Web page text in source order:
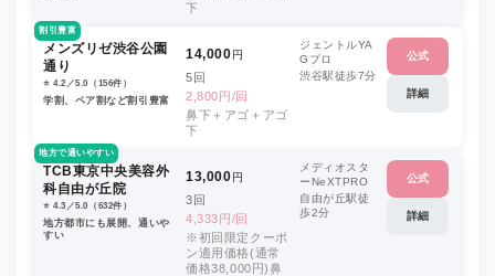
下
割引豊富
メンズリゼ渋谷公園
通り
⭐️ 4.2／5.0（156件）
学割、ペア割など割引豊富
14,000円
5回
2,800円/回
鼻下＋アゴ＋アゴ
下
ジェントルYA
Gプロ
渋谷駅徒歩7分
公式
詳細
地方で通いやすい
TCB東京中央美容外
科自由が丘院
⭐️ 4.3／5.0（632件）
地方都市にも展開、通いや
すい
13,000円
3回
4,333円/回
※初回限定クーポ
ン適用価格(通常
価格38,000円)鼻
メディオスタ
ーNeXTPRO
自由が丘駅徒
歩2分
公式
詳細